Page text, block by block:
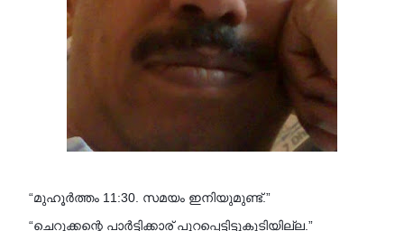
“മുഹൂർത്തം 11:30. സമയം ഇനിയുമുണ്ട്.”
“ചെറുക്കന്റെ പാർട്ടിക്കാര് പുറപ്പെട്ടിട്ടുകൂടിയില്ല.”